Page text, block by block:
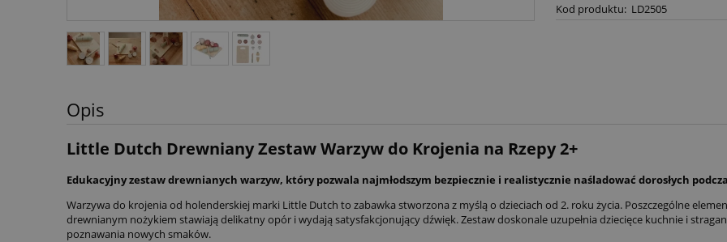
Kod produktu: LD2505
Opis
Little Dutch Drewniany Zestaw Warzyw do Krojenia na Rzepy 2+
Edukacyjny zestaw drewnianych warzyw, który pozwala najmłodszym bezpiecznie i realistycznie naśladować dorosłych
Warzywa do krojenia od holenderskiej marki Little Dutch to zabawka stworzona z myślą o dzieciach od 2. roku życia. Poszczególne
drewnianym nożykiem stawiają delikatny opór i wydają satysfakcjonujący dźwięk. Zestaw doskonale uzupełnia dziecięce kuchnie i
poznawania nowych smaków.